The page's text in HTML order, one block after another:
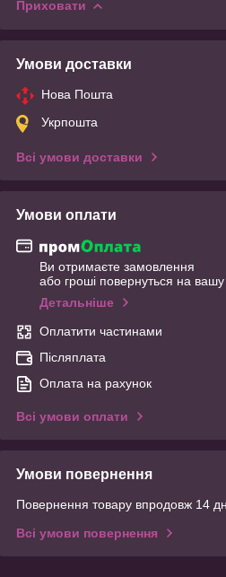
Приховати
Умови доставки
Нова Пошта
Укрпошта
Всі умови доставки
Умови оплати
Ви отримаєте замовлення
або гроші повернуться на вашу
Детальніше
Оплатити частинами
Післяплата
Оплата на рахунок
Всі умови оплати
Умови повернення
Повернення товару впродовж 14
Всі умови повернення